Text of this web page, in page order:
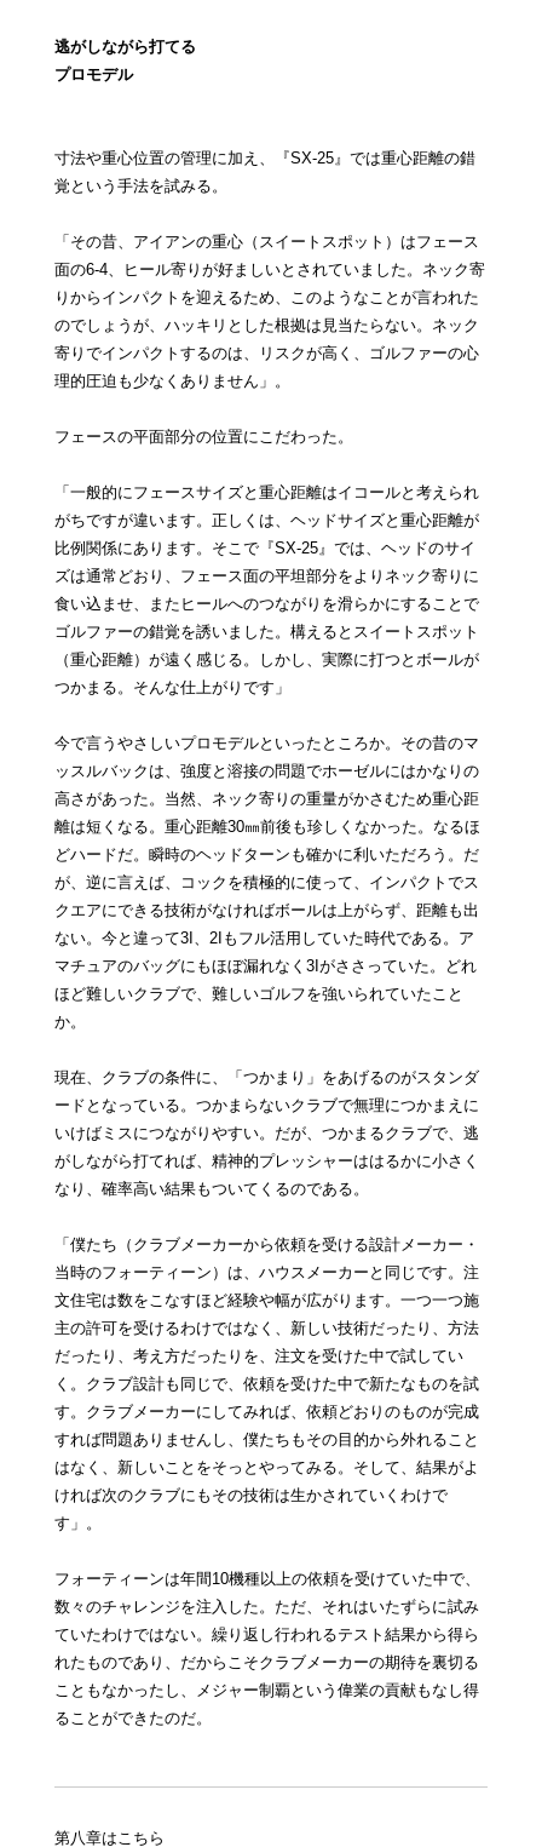
逃がしながら打てる
プロモデル
寸法や重心位置の管理に加え、『SX‐25』では重心距離の錯
覚という手法を試みる。
「その昔、アイアンの重心（スイートスポット）はフェース
面の6‐4、ヒール寄りが好ましいとされていました。ネック寄
りからインパクトを迎えるため、このようなことが言われた
のでしょうが、ハッキリとした根拠は見当たらない。ネック
寄りでインパクトするのは、リスクが高く、ゴルファーの心
理的圧迫も少なくありません」。
フェースの平面部分の位置にこだわった。
「一般的にフェースサイズと重心距離はイコールと考えられ
がちですが違います。正しくは、ヘッドサイズと重心距離が
比例関係にあります。そこで『SX‐25』では、ヘッドのサイ
ズは通常どおり、フェース面の平坦部分をよりネック寄りに
食い込ませ、またヒールへのつながりを滑らかにすることで
ゴルファーの錯覚を誘いました。構えるとスイートスポット
（重心距離）が遠く感じる。しかし、実際に打つとボールが
つかまる。そんな仕上がりです」
今で言うやさしいプロモデルといったところか。その昔のマ
ッスルバックは、強度と溶接の問題でホーゼルにはかなりの
高さがあった。当然、ネック寄りの重量がかさむため重心距
離は短くなる。重心距離30㎜前後も珍しくなかった。なるほ
どハードだ。瞬時のヘッドターンも確かに利いただろう。だ
が、逆に言えば、コックを積極的に使って、インパクトでス
クエアにできる技術がなければボールは上がらず、距離も出
ない。今と違って3I、2Iもフル活用していた時代である。ア
マチュアのバッグにもほぼ漏れなく3Iがささっていた。どれ
ほど難しいクラブで、難しいゴルフを強いられていたこと
か。
現在、クラブの条件に、「つかまり」をあげるのがスタンダ
ードとなっている。つかまらないクラブで無理につかまえに
いけばミスにつながりやすい。だが、つかまるクラブで、逃
がしながら打てれば、精神的プレッシャーははるかに小さく
なり、確率高い結果もついてくるのである。
「僕たち（クラブメーカーから依頼を受ける設計メーカー・
当時のフォーティーン）は、ハウスメーカーと同じです。注
文住宅は数をこなすほど経験や幅が広がります。一つ一つ施
主の許可を受けるわけではなく、新しい技術だったり、方法
だったり、考え方だったりを、注文を受けた中で試してい
く。クラブ設計も同じで、依頼を受けた中で新たなものを試
す。クラブメーカーにしてみれば、依頼どおりのものが完成
すれば問題ありませんし、僕たちもその目的から外れること
はなく、新しいことをそっとやってみる。そして、結果がよ
ければ次のクラブにもその技術は生かされていくわけで
す」。
フォーティーンは年間10機種以上の依頼を受けていた中で、
数々のチャレンジを注入した。ただ、それはいたずらに試み
ていたわけではない。繰り返し行われるテスト結果から得ら
れたものであり、だからこそクラブメーカーの期待を裏切る
こともなかったし、メジャー制覇という偉業の貢献もなし得
ることができたのだ。
第八章はこちら